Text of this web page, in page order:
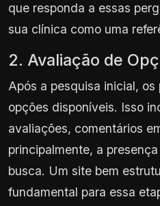
que responda a essas
sua clínica como uma
2. Avaliação de
Após a pesquisa inicial,
opções disponíveis. Isso
avaliações, comentários
principalmente, a
busca. Um site bem
fundamental para essa